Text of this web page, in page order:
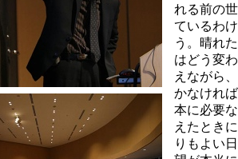
れる前の
ているわ
う。晴れ
はどう変
えながら
かなけれ
本に必要
えたとき
りもよい